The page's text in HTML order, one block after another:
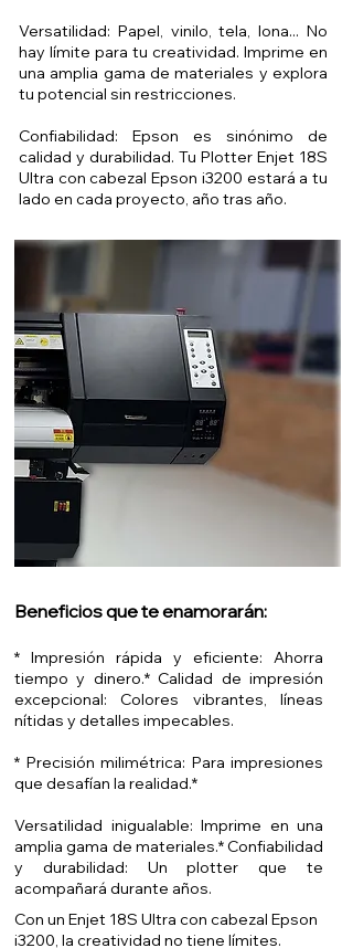
Versatilidad: Papel, vinilo, tela, lona... No
hay límite para tu creatividad. Imprime en
una amplia gama de materiales y explora
tu potencial sin restricciones.
Confiabilidad: Epson es sinónimo de
calidad y durabilidad. Tu Plotter Enjet 18S
Ultra con cabezal Epson i3200 estará a tu
lado en cada proyecto, año tras año.
Beneficios que te enamorarán:
* Impresión rápida y eficiente: Ahorra
tiempo y dinero.* Calidad de impresión
excepcional: Colores vibrantes, líneas
nítidas y detalles impecables.
* Precisión milimétrica: Para impresiones
que desafían la realidad.*
Versatilidad inigualable: Imprime en una
amplia gama de materiales.* Confiabilidad
y durabilidad: Un plotter que te
acompañará durante años.
Con un Enjet 18S Ultra con cabezal Epson
i3200, la creatividad no tiene límites.